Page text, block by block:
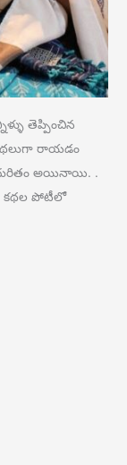
తెప్పించిన
రాయడం
అయినాయి. .
కథల పోటీలో